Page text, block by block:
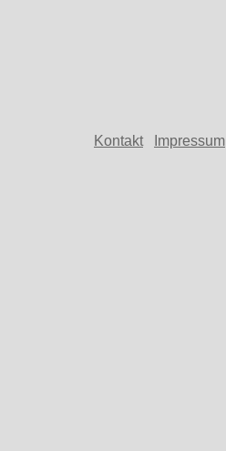
Kontakt
Impressum